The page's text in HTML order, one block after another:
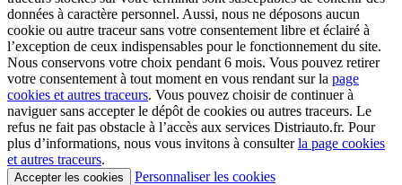
données à caractère personnel. Aussi, nous ne déposons aucun
cookie ou autre traceur sans votre consentement libre et éclairé à
l’exception de ceux indispensables pour le fonctionnement du site.
Nous conservons votre choix pendant 6 mois. Vous pouvez retirer
votre consentement à tout moment en vous rendant sur la page
cookies et autres traceurs. Vous pouvez choisir de continuer à
naviguer sans accepter le dépôt de cookies ou autres traceurs. Le
refus ne fait pas obstacle à l’accès aux services Distriauto.fr. Pour
plus d’informations, nous vous invitons à consulterla page cookies
et autres traceurs.
Accepter les cookies Personnaliser les cookies